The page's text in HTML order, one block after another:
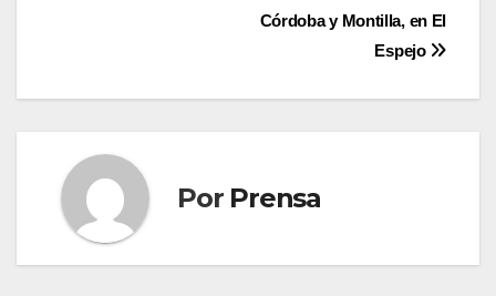
entradas
Córdoba y Montilla, en El
Espejo
Por Prensa